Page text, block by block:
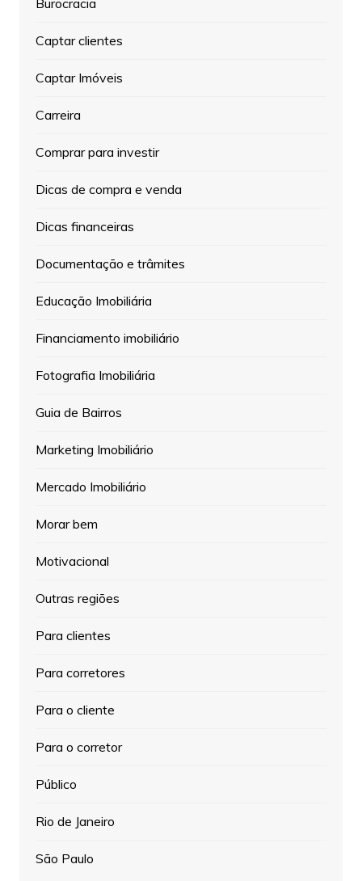
Burocracia
Captar clientes
Captar Imóveis
Carreira
Comprar para investir
Dicas de compra e venda
Dicas financeiras
Documentação e trâmites
Educação Imobiliária
Financiamento imobiliário
Fotografia Imobiliária
Guia de Bairros
Marketing Imobiliário
Mercado Imobiliário
Morar bem
Motivacional
Outras regiões
Para clientes
Para corretores
Para o cliente
Para o corretor
Público
Rio de Janeiro
São Paulo